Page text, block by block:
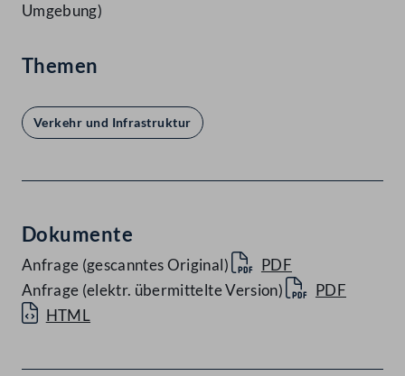
Umgebung)
Themen
Verkehr und Infrastruktur
Dokumente
Anfrage (gescanntes Original)
PDF
Anfrage (elektr. übermittelte Version)
PDF
HTML